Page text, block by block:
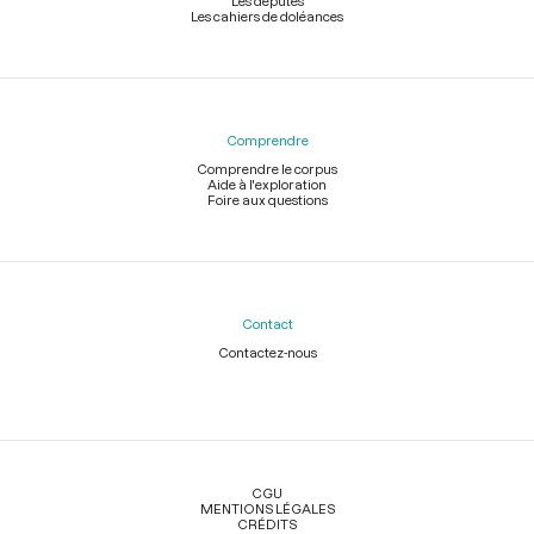
Les cahiers de doléances
Comprendre
Comprendre le corpus
Aide à l'exploration
Foire aux questions
Contact
Contactez-nous
Légal
CGU
MENTIONS LÉGALES
CRÉDITS